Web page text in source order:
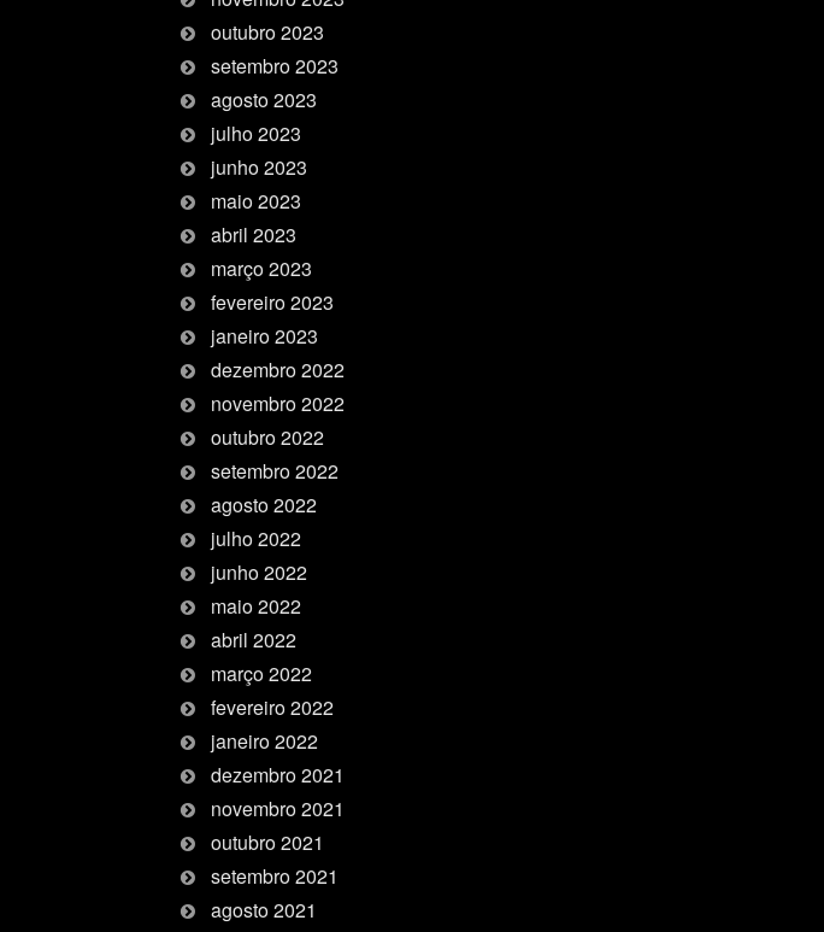
outubro 2023
setembro 2023
agosto 2023
julho 2023
junho 2023
maio 2023
abril 2023
março 2023
fevereiro 2023
janeiro 2023
dezembro 2022
novembro 2022
outubro 2022
setembro 2022
agosto 2022
julho 2022
junho 2022
maio 2022
abril 2022
março 2022
fevereiro 2022
janeiro 2022
dezembro 2021
novembro 2021
outubro 2021
setembro 2021
agosto 2021